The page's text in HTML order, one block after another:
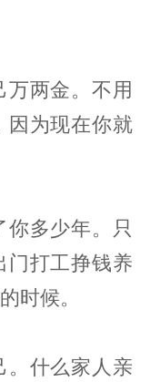
两金。不用
因为现在你就
多少年。只
门打工挣钱养
时候。
。什么家人亲